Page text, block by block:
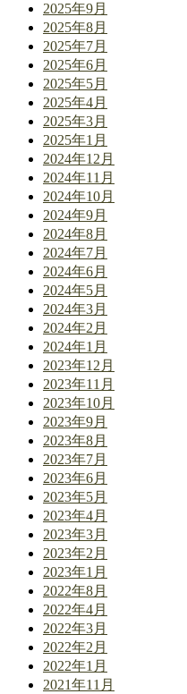
2025年9月
2025年8月
2025年7月
2025年6月
2025年5月
2025年4月
2025年3月
2025年1月
2024年12月
2024年11月
2024年10月
2024年9月
2024年8月
2024年7月
2024年6月
2024年5月
2024年3月
2024年2月
2024年1月
2023年12月
2023年11月
2023年10月
2023年9月
2023年8月
2023年7月
2023年6月
2023年5月
2023年4月
2023年3月
2023年2月
2023年1月
2022年8月
2022年4月
2022年3月
2022年2月
2022年1月
2021年11月